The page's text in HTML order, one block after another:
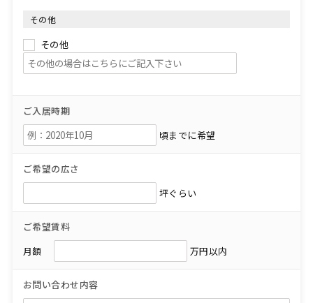
その他
その他
ご入居時期
頃までに希望
ご希望の広さ
坪ぐらい
ご希望賃料
月額
万円以内
お問い合わせ内容